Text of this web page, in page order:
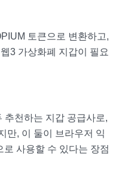
토큰으로 변환하고,
3 가상화폐 지갑이 필요
추천하는 지갑 공급사로,
만, 이 둘이 브라우저 익
사용할 수 있다는 장점